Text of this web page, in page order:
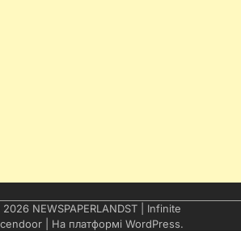
2026 NEWSPAPERLANDST | Infinite
| На платформі WordPress.